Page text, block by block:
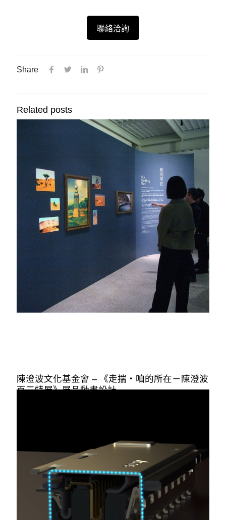
聯絡洽詢
Share
Related posts
陳澄波文化基金會 – 《走揣・咱的所在－陳澄波
百三特展》展品動畫設計